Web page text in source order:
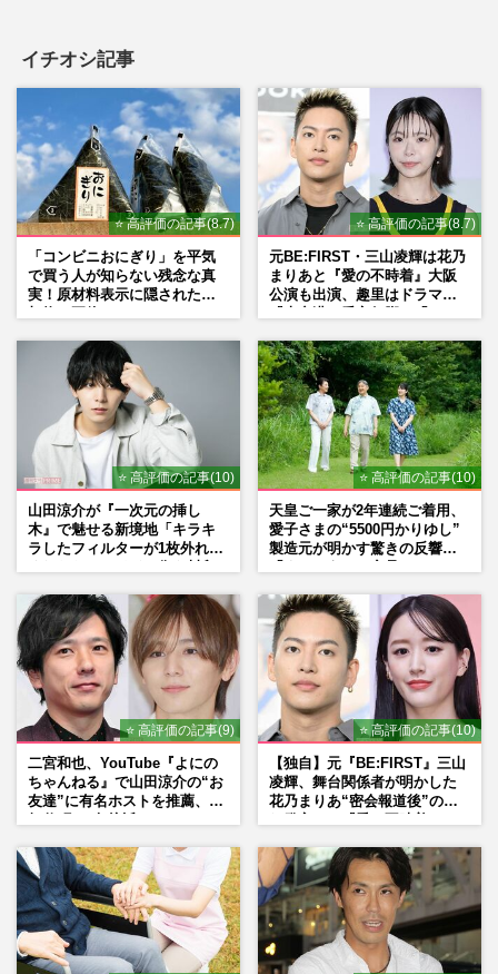
イチオシ記事
⭐ 高評価の記事(8.7)
「コンビニおにぎり」を平気
で買う人が知らない残念な真
実！原材料表示に隠された添
⭐ 高評価の記事(8.7)
元BE:FIRST・三山凌輝は花乃
まりあと『愛の不時着』大阪
公演も出演、趣里はドラマ
⭐ 高評価の記事(10)
山田涼介が『一次元の挿し
木』で魅せる新境地「キラキ
ラしたフィルターが1枚外れて
⭐ 高評価の記事(10)
天皇ご一家が2年連続ご着用、
愛子さまの“5500円かりゆし”
製造元が明かす驚きの反響
⭐ 高評価の記事(9)
二宮和也、YouTube『よにの
ちゃんねる』で山田涼介の“お
友達”に有名ホストを推薦、歌
⭐ 高評価の記事(10)
【独自】元『BE:FIRST』三山
凌輝、舞台関係者が明かした
花乃まりあ“密会報道後”の呆